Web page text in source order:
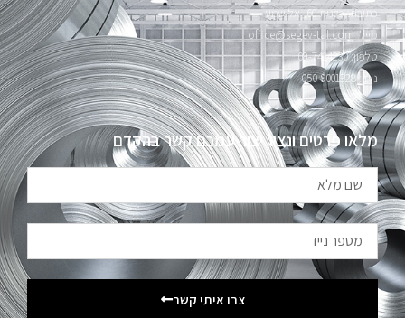
כתובת: כלנית 60, אלישמע
מייל: office@segev-tal.com
טלפון: 09-7414230
נייד: 050-9001328
מלאו פרטים ונציג יצור עמכם קשר בהקדם
צרו איתי קשר